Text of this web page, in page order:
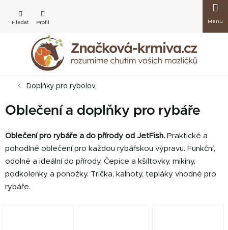
obsah
košík
Doplňky pro rybolov
Oblečení a doplňky pro rybáře
Oblečení pro rybáře a do přírody od JetFish. Praktické a
pohodlné oblečení pro každou rybářskou výpravu. Funkční,
odolné a ideální do přírody. Čepice a kšiltovky, mikiny,
podkolenky a ponožky. Trička, kalhoty, tepláky vhodné pro
rybáře.